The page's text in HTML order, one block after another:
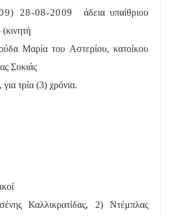
28-08-2009
άδεια υπαίθριου
Μαρία του Αστερίου, κατοίκου
Συκιάς
τρία (3) χρόνια.
Καλλικρατίδας, 2) Ντέμπλας